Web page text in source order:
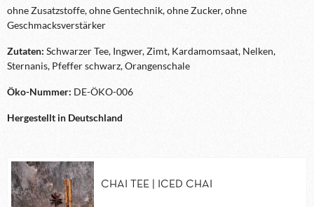
ohne Zusatzstoffe, ohne Gentechnik, ohne Zucker, ohne
Geschmacksverstärker
Zutaten: Schwarzer Tee, Ingwer, Zimt, Kardamomsaat, Nelken,
Sternanis, Pfeffer schwarz, Orangenschale
Öko-Nummer: DE-ÖKO-006
Hergestellt in Deutschland
CHAI TEE | ICED CHAI